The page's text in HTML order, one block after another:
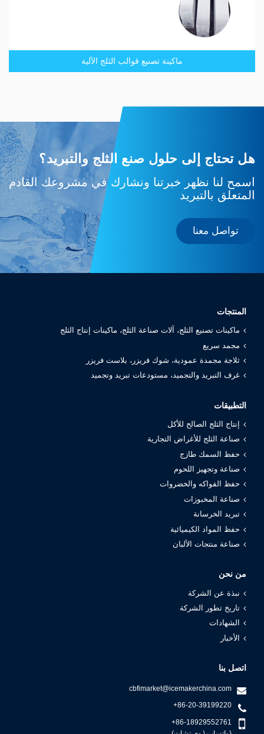
ماكينة تصنيع قوالب الثلج الآلية
هل تحتاج إلى حلول صنع الثلج والتبريد؟
اسمح لنا نظهر خبرتنا ونشارك في مشروعك القادم
المتعلق بالتبريد
تواصل معنا
المنتجات
ماكينات تصنيع الثلج، آلات صناعة الثلج، ماكينات إنتاج الثلج
مجمد سريع
ثلاجة مجمدة عمودية، شوك فريزر، بلاست فريزر
غرف التبريد والتجميد، مستودعات تبريد وتجميد
التطبيقات
إنتاج الثلج الصالح للأكل
صناعة الثلج للأغراض التجارية
حفظ السمك طازج
صناعة وتجهيز اللحوم
حفظ الفواكه والخضروات
صناعة المخبوزات
تبريد الخرسانة
حفظ المواد الكيميائية
صناعة منتجات الألبان
من نحن
نبذة عن الشركة
تاريخ تطور الشركة
الشهادات
الأخبار
اتصل بنا
cbfimarket@icemakerchina.com
+86-20-39199220
+86-18929552761